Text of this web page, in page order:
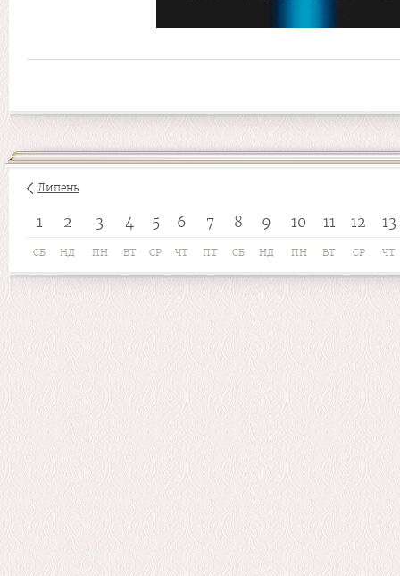
Липень
1 2 3 4 5 6 7 8 9 10 11 12 13
СБ НД ПН ВТ СР ЧТ ПТ СБ НД ПН ВТ СР ЧТ